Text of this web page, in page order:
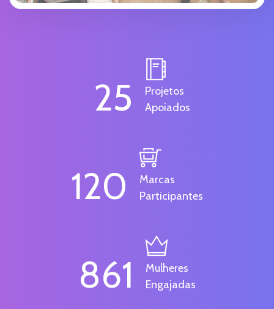
25
Projetos
Apoiados
120
Marcas
Participantes
861
Mulheres
Engajadas